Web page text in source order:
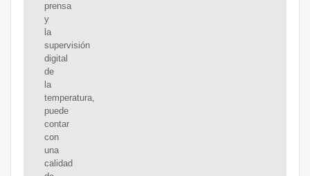
prensa
y
la
supervisión
digital
de
la
temperatura,
puede
contar
con
una
calidad